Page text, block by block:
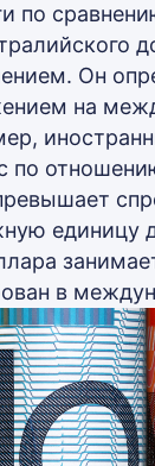
по
Он
на
по
единицу
в